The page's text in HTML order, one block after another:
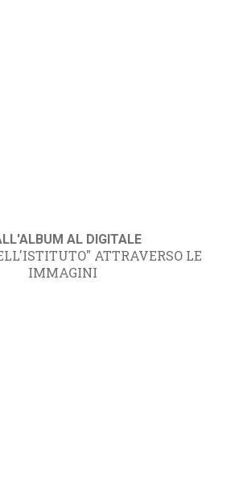
AL DIGITALE
ATTRAVERSO LE
IMMAGINI